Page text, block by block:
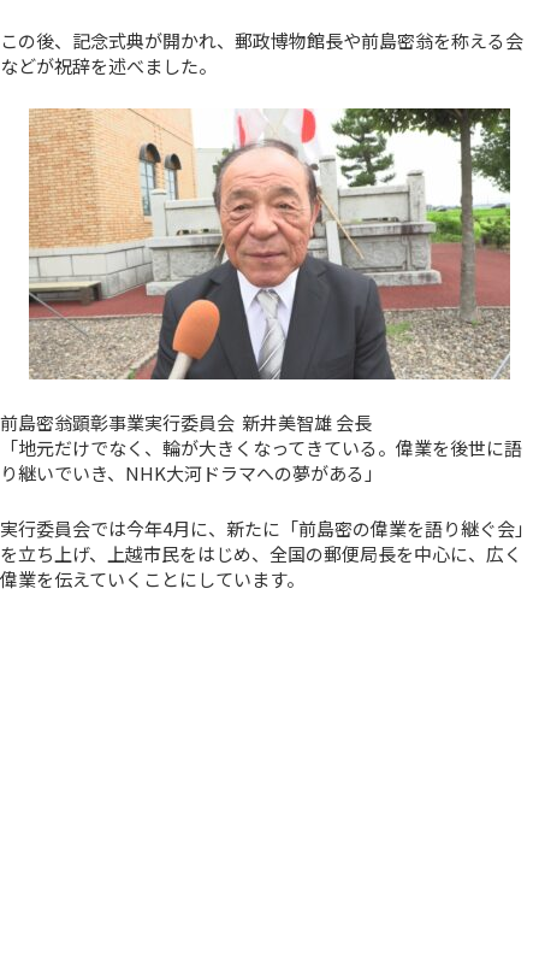
この後、記念式典が開かれ、郵政博物館長や前島密翁を称える会
などが祝辞を述べました。
前島密翁顕彰事業実行委員会 新井美智雄 会長
「地元だけでなく、輪が大きくなってきている。偉業を後世に語
り継いでいき、NHK大河ドラマへの夢がある」
実行委員会では今年4月に、新たに「前島密の偉業を語り継ぐ会」
を立ち上げ、上越市民をはじめ、全国の郵便局長を中心に、広く
偉業を伝えていくことにしています。